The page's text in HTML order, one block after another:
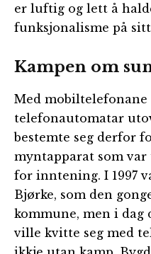
er luftig og lett å
funksjonalisme på sitt
Kampen om
Med mobiltelefonane
telefonautomatar
bestemte seg derfor
myntapparat som
for inntening. I 1997
Bjørke, som den
kommune, men i dag
ville kvitte seg med